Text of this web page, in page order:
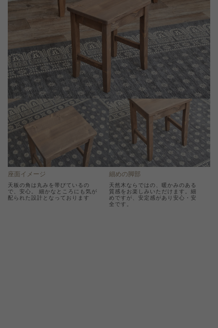
座面イメージ
天板の角は丸みを帯びているの
で、安心。 細かなところにも気が
配られた設計となっております
細めの脚部
天然木ならではの、暖かみのある
質感をお楽しみいただけます。細
めですが、安定感があり安心・安
全です。